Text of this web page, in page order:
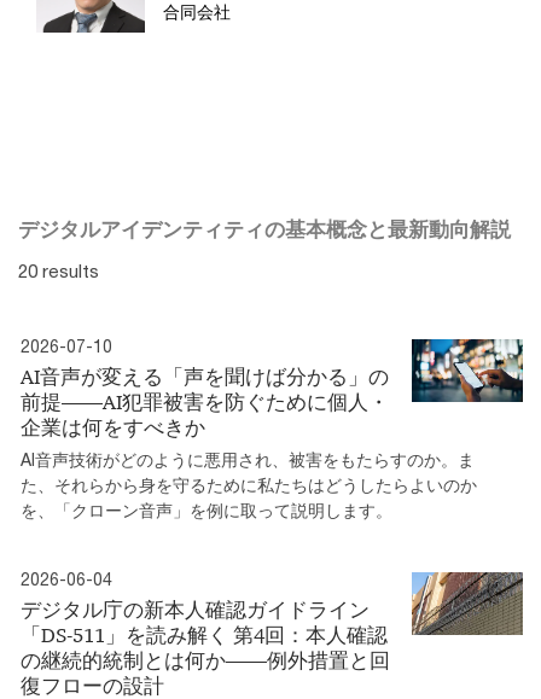
合同会社
デジタルアイデンティティの基本概念と最新動向解説
20 results
2026-07-10
AI音声が変える「声を聞けば分かる」の
前提――AI犯罪被害を防ぐために個人・
企業は何をすべきか
AI音声技術がどのように悪用され、被害をもたらすのか。ま
た、それらから身を守るために私たちはどうしたらよいのか
を、「クローン音声」を例に取って説明します。
2026-06-04
デジタル庁の新本人確認ガイドライン
「DS-511」を読み解く 第4回：本人確認
の継続的統制とは何か――例外措置と回
復フローの設計